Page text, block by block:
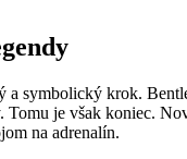
symbolický krok.
je však koniec.
na adrenalín.